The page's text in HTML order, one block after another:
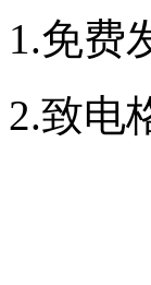
1.免费
2.致电